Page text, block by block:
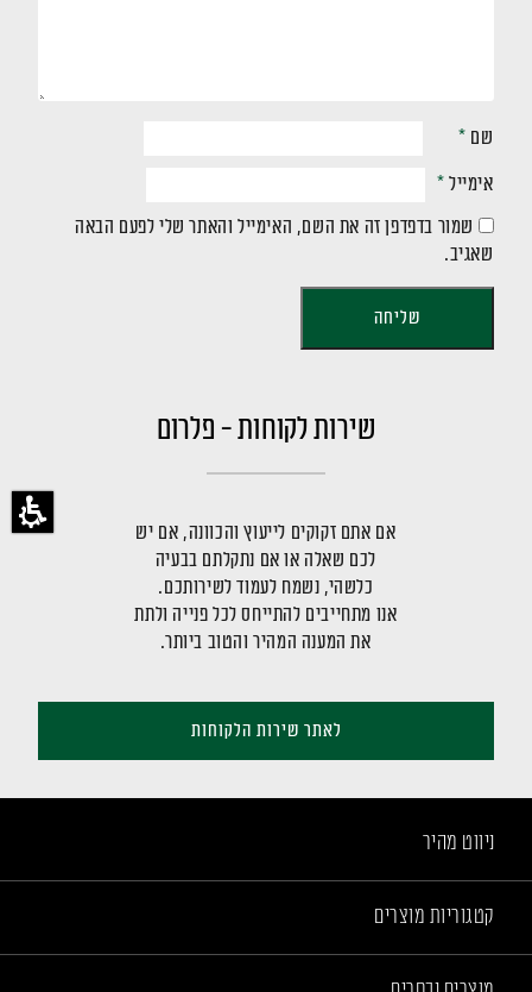
שם *
אימייל *
שמור בדפדפן זה את השם, האימייל והאתר שלי לפעם הבאה
שאגיב.
שירות לקוחות - פלרום
אם אתם זקוקים לייעוץ והכוונה, אם יש
לכם שאלה או אם נתקלתם בבעיה
כלשהי, נשמח לעמוד לשירותכם.
אנו מתחייבים להתייחס לכל פנייה ולתת
את המענה המהיר והטוב ביותר.
לאתר שירות הלקוחות
ניווט מהיר
קטגוריות מוצרים